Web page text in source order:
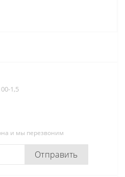
1,5
и мы перезвоним
Отправить